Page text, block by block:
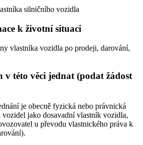
silničního vozidla
k životní situaci
vlastníka vozidla po prodeji, darování,
v této věci jednat (podat žádost
je obecně fyzická nebo právnická
vozidel jako dosavadní vlastník vozidla,
u převodu vlastnického práva k